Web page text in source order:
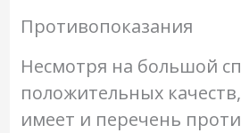
Противопоказания
Несмотря на большой
положительных
имеет и перечень